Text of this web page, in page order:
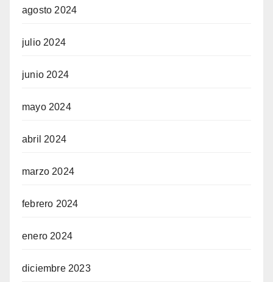
agosto 2024
julio 2024
junio 2024
mayo 2024
abril 2024
marzo 2024
febrero 2024
enero 2024
diciembre 2023